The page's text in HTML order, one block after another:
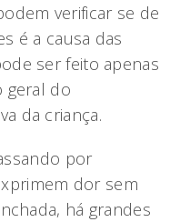
verificar se de
é a causa das
ser feito apenas
geral do
da criança.
por
dor sem
há grandes